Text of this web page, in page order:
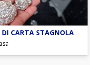
CARTA STAGNOLA